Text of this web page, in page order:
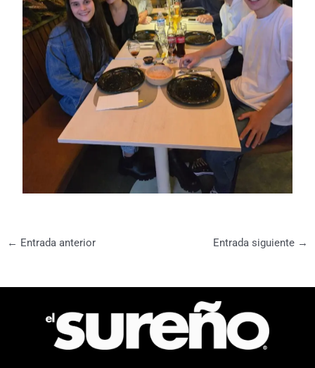
← Entrada anterior Entrada siguiente →